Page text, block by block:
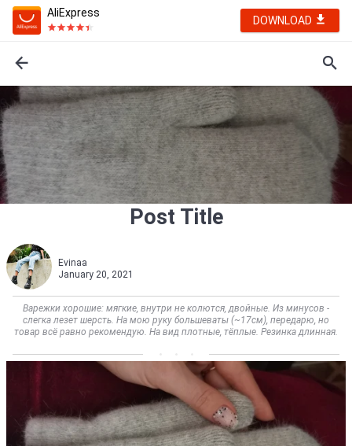
AliExpress
DOWNLOAD
Post Title
Evinaa
January 20, 2021
Варежки хорошие: мягкие, внутри не колются, двойные. Из минусов -
слегка лезет шерсть. На мою руку большеваты (~17см), передарю, но
товар всё равно рекомендую. На вид плотные, тёплые. Резинка длинная.